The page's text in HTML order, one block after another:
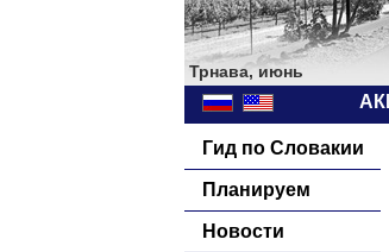
Трнава, июнь
Гид по Словакии
Планируем
Новости